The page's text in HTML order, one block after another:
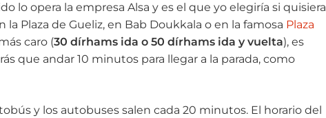
lo opera la empresa Alsa y es el que yo elegiría si quisiera
la Plaza de Gueliz, en Bab Doukkala o en la famosa Plaza
caro (30 dírhams ida o 50 dírhams ida y vuelta), es
que andar 10 minutos para llegar a la parada, como
y los autobuses salen cada 20 minutos. El horario del